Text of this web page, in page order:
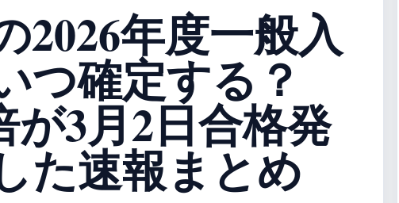
2026年度一般入
つ確定する？
が3月2日合格発
た速報まとめ